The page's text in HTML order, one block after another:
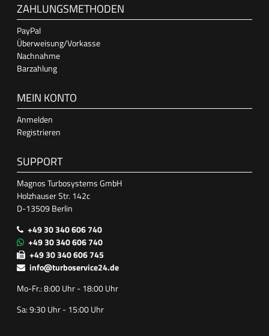
ZAHLUNGSMETHODEN
PayPal
Überweisung/Vorkasse
Nachnahme
Barzahlung
MEIN KONTO
Anmelden
Registrieren
SUPPORT
Magnos Turbosystems GmbH
Holzhauser Str. 142c
D-13509 Berlin
+49 30 340 606 740
+49 30 340 606 740
+49 30 340 606 745
info@turboservice24.de
Mo-Fr.: 8:00 Uhr - 18:00 Uhr
Sa: 9:30 Uhr - 15:00 Uhr